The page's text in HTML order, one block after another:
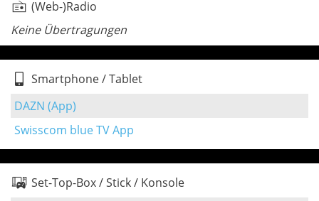
(Web-)Radio
Keine Übertragungen
Smartphone / Tablet
DAZN (App)
Swisscom blue TV App
Set-Top-Box / Stick / Konsole